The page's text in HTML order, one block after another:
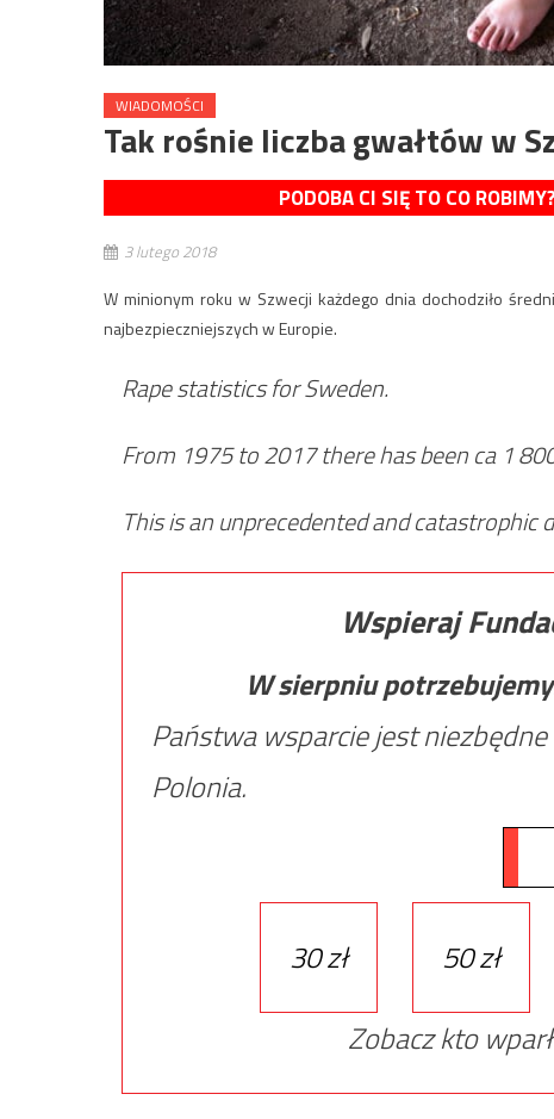
WIADOMOŚCI
Tak rośnie liczba gwałtów w
PODOBA CI SIĘ TO CO
3 lutego 2018
W minionym roku w Szwecji każdego dnia dochodziło
najbezpieczniejszych w Europie.
Rape statistics for Sweden.
From 1975 to 2017 there has been ca 1
This is an unprecedented and catastrophic
Wspieraj
W sierpniu
Państwa wsparcie jest
Polonia.
30 zł 50 zł
Zobacz kto